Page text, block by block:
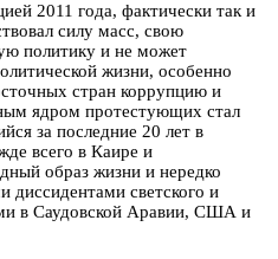
2011 года, фактически так и
силу масс, свою
политику и не может
жизни, особенно
стран коррупцию и
ядром протестующих стал
за последние 20 лет в
всего в Каире и
образ жизни и нередко
диссидентами светского и
в Саудовской Аравии, США и